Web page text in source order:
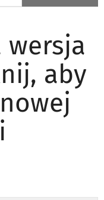
wersja
aby